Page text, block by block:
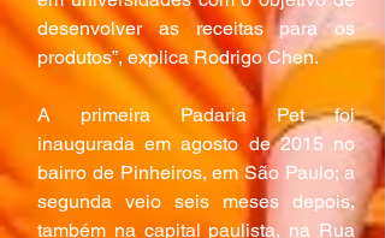
desenvolver as receitas para os
produtos”, explica Rodrigo Chen.
A primeira Padaria Pet foi
inaugurada em agosto de 2015 no
bairro de Pinheiros, em São Paulo; a
segunda veio seis meses depois,
também na capital paulista, na Rua